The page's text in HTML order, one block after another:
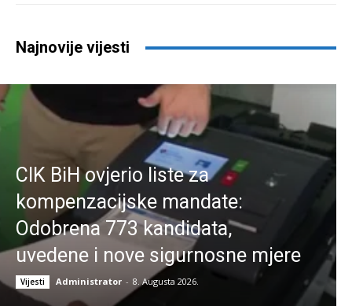
Najnovije vijesti
CIK BiH ovjerio liste za
kompenzacijske mandate:
Odobrena 773 kandidata,
uvedene i nove sigurnosne mjere
Vijesti Administrator - 8. Augusta 2026.